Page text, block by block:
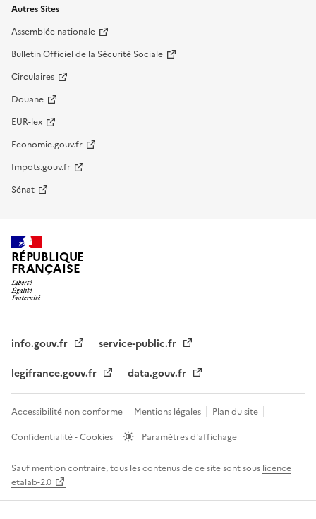
Autres Sites
Assemblée nationale
Bulletin Officiel de la Sécurité Sociale
Circulaires
Douane
EUR-lex
Economie.gouv.fr
Impots.gouv.fr
Sénat
RÉPUBLIQUE
FRANÇAISE
info.gouv.fr
service-public.fr
legifrance.gouv.fr
data.gouv.fr
Accessibilité non conforme Mentions légales
Plan du site
Confidentialité - Cookies
Paramètres d'affichage
Sauf mention contraire, tous les contenus de ce site sont sous licence
etalab-2.0